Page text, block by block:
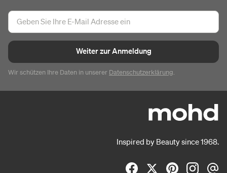
Weiter zur Anmeldung
Wir schützen Ihre Daten in unserer Datenschutzerklärung.
Inspired by Beauty since 1968.